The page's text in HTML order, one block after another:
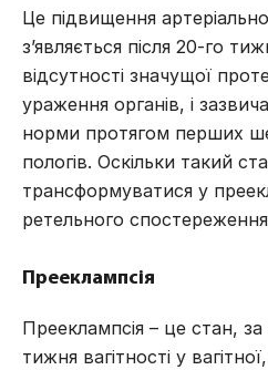
Це підвищення
з’являється після 20-го
відсутності значущої
ураження органів, і
норми протягом перших
пологів. Оскільки такий
трансформуватися у
ретельного
Прееклампсія
Прееклампсія – це стан, за
тижня вагітності у